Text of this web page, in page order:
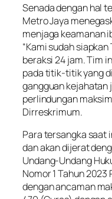
Senada dengan hal
Metro Jaya
menjaga keamanan
“Kami sudah
beraksi 24 jam. Tim
pada titik-titik yang
gangguan kejahatan
perlindungan
Dirreskrimum.
Para tersangka saat
dan akan dijerat
Undang-Undang
Nomor 1 Tahun
dengan ancaman